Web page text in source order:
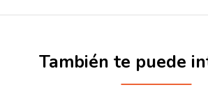
También te puede